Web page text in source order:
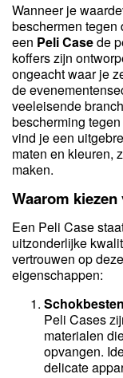
Wanneer je
beschermen tegen
een Peli Casede
koffers zijn
ongeacht waar je
de
veeleisende
bescherming
vind je een
maten en kleuren,
maken.
Waarom
Een Peli Case
uitzonderlijke
vertrouwen op
eigenschappen:
Peli Cases
materialen
opvangen.
delicate